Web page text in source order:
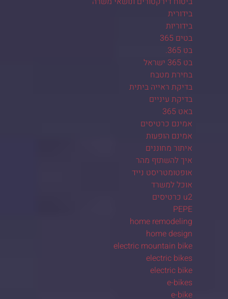
בידורית
בידוריות
בטים 365
בט 365.
בט 365 ישראל
בחירת מטבח
בדיקת ראייה ביתית
בדיקת עיניים
באט 365
אמינם כרטיסים
אמינם הופעות
איתור מחוננים
איך להשתזף מהר
אופטומטריסט נייד
אוכל למשרד
u2 כרטיסים
PEPE
home remodeling
home design
electric mountain bike
electric bikes
electric bike
e-bikes
e-bike